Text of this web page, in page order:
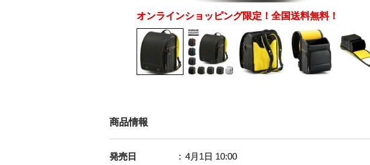
オンラインショッピング限定！全国送料無料！
商品情報
発売日 4月1日 10:00